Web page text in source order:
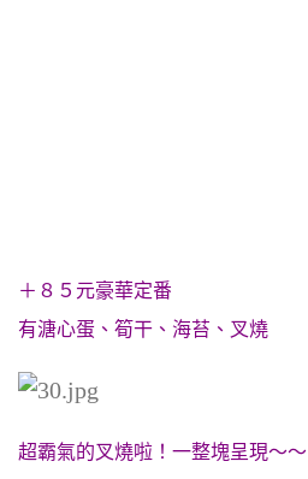
＋８５元豪華定番
有溏心蛋、筍干、海苔、叉燒
超霸氣的叉燒啦！一整塊呈現～～